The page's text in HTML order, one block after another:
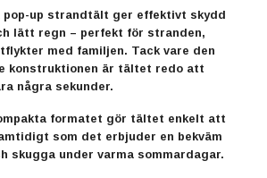
pop-up strandtält ger effektivt skydd
lätt regn – perfekt för stranden,
med familjen. Tack vare den
konstruktionen är tältet redo att
några sekunder.
formatet gör tältet enkelt att
som det erbjuder en bekväm
skugga under varma sommardagar.